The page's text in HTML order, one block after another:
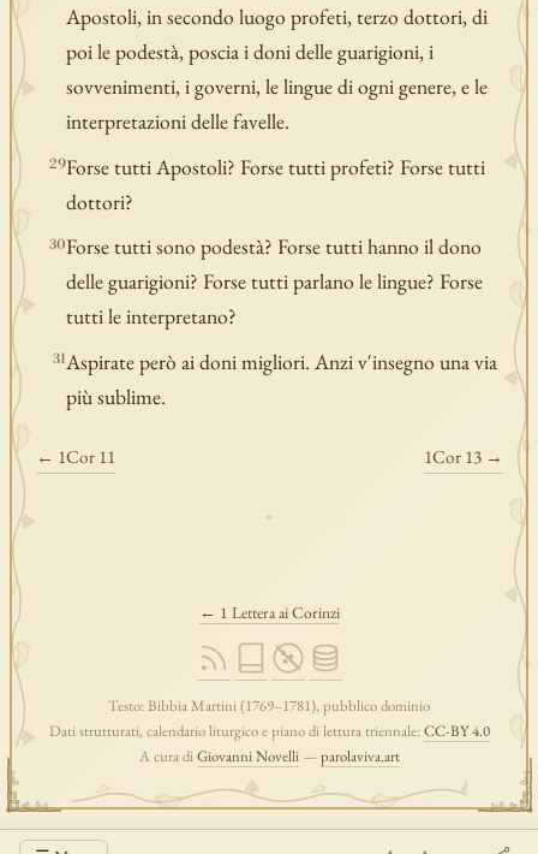
Apostoli, in secondo luogo profeti, terzo dottori, di
poi le podestà, poscia i doni delle guarigioni, i
sovvenimenti, i governi, le lingue di ogni genere, e le
interpretazioni delle favelle.
29Forse tutti Apostoli? Forse tutti profeti? Forse tutti
dottori?
30Forse tutti sono podestà? Forse tutti hanno il dono
delle guarigioni? Forse tutti parlano le lingue? Forse
tutti le interpretano?
31Aspirate però ai doni migliori. Anzi v'insegno una via
più sublime.
← 1Cor 11 1Cor 13 →
← 1 Lettera ai Corinzi
Testo: Bibbia Martini (1769–1781), pubblico dominio
Dati strutturati, calendario liturgico e piano di lettura triennale: CC-BY 4.0
A cura diGiovanni Novelli—parolaviva.art